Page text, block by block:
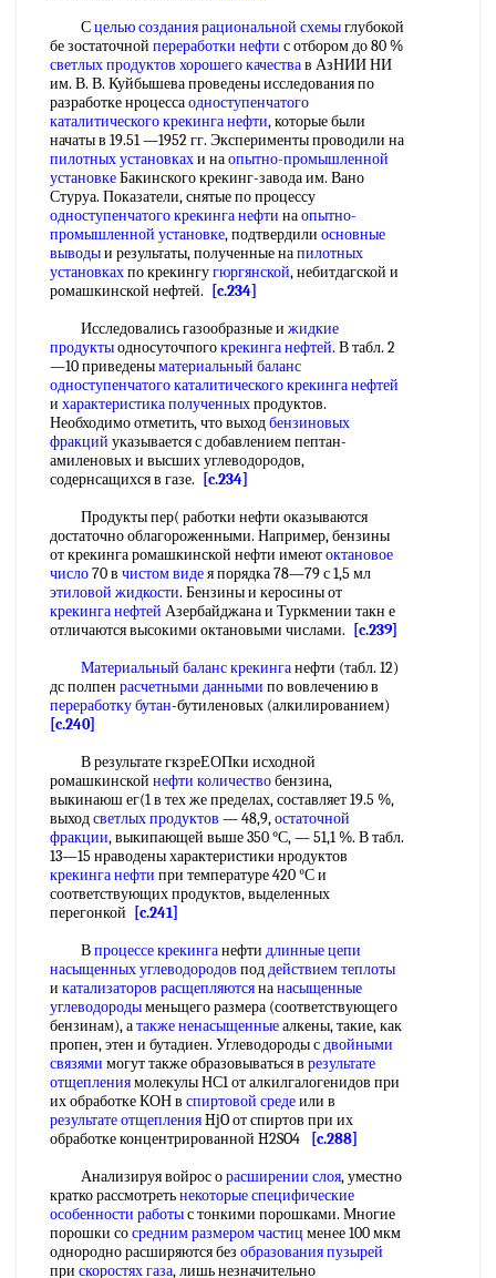
Сцелью созданиярациональной схемыглубокой
бе зостаточной переработки нефти с отбором до 80 %
светлых продуктов хорошего качествав АзНИИ НИ
им. В. В. Куйбышева проведены исследования по
разработке нроцессаодноступенчатого
каталитического крекинга нефти, которые были
начаты в 19.51 —1952 гг. Эксперименты проводили на
пилотных установкахи наопытно-промышленной
установкеБакинского крекинг-завода им. Вано
Стуруа. Показатели, снятые по процессу
одноступенчатого крекинга нефти наопытно-
промышленной установке, подтвердили основные
выводыи результаты, полученные напилотных
установкахпо крекингугюргянской, небитдагской и
ромашкинской нефтей.
[c.234]
Исследовались газообразные и жидкие
продуктыодносуточпогокрекинга нефтей. В табл. 2
—10 приведеныматериальный баланс
одноступенчатого каталитического крекинга нефтей
и характеристика полученныхпродуктов.
Необходимо отметить, что выходбензиновых
фракций указывается с добавлением пептан-
амиленовых и высших углеводородов,
содернсащихся в газе.
[c.234]
Продукты пер( работки нефти оказываются
достаточно облагороженными. Например, бензины
от крекинга ромашкинской нефти имеютоктановое
число70 в чистом видея порядка 78—79 с 1,5 мл
этиловой жидкости. Бензины и керосины от
крекинга нефтей Азербайджана и Туркмении такн е
отличаются высокими октановыми числами.
[c.239]
Материальный баланс крекинганефти (табл. 12)
дс полпен расчетными данными по вовлечению в
переработку бутан-бутиленовых (алкилированием)
[c.240]
В результате гкзреЕОПки исходной
ромашкинской нефти количествобензина,
выкинаюш ег(1 в тех же пределах, составляет 19.5 %,
выходсветлых продуктов — 48,9,остаточной
фракции, выкипающей выше 350 °С, — 51,1 %. В табл.
13—15 нраводены характеристики нродуктов
крекинга нефти при температуре 420 °С и
соответствующих продуктов, выделенных
перегонкой
[c.241]
Впроцессе крекинганефти длинные цепи
насыщенных углеводородов поддействием теплоты
и катализаторов расщепляютсянанасыщенные
углеводородыменьщего размера (соответствующего
бензинам), атакже ненасыщенныеалкены, такие, как
пропен, этен и бутадиен. Углеводороды сдвойными
связями могут также образовываться в результате
отщеплениямолекулы НС1 от алкилгалогенидов при
их обработке КОН в спиртовой средеили в
результате отщепленияHjO от спиртов при их
обработке концентрированной H2SO4
[c.288]
Анализируя войрос орасширении слоя, уместно
кратко рассмотретьнекоторые специфические
особенности работыс тонкими порошками. Многие
порошки сосредним размером частиц менее 100 мкм
однородно расширяются без образования пузырей
при скоростях газа, лишь незначительно